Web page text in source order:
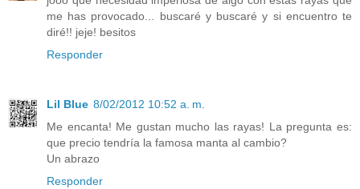
me has provocado... buscaré y buscaré y si encuentro te
diré!! jeje! besitos
Responder
Lil Blue 8/02/2012 10:52 a. m.
Me encanta! Me gustan mucho las rayas! La pregunta es:
que precio tendría la famosa manta al cambio?
Un abrazo
Responder